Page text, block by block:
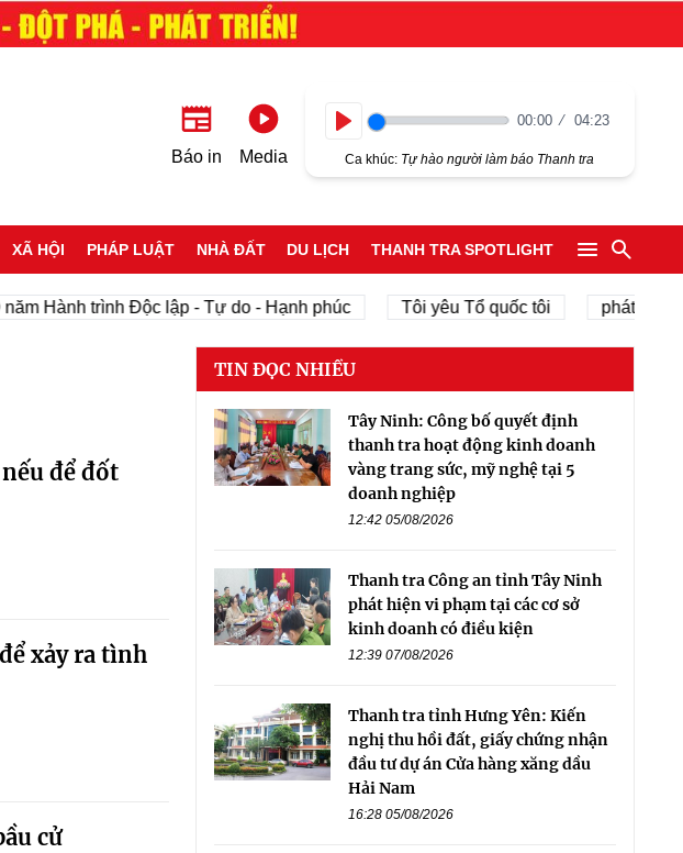
Báo in Media
00:00 04:23
Ca khúc: Tự hào người làm báo Thanh tra
XÃ HỘI PHÁP LUẬT NHÀ ĐẤT DU LỊCH THANH TRA SPOTLIGHT
Hành trình Độc lập - Tự do - Hạnh phúc Tôi yêu Tổ quốc tôi phát triển
để đốt
xảy ra tình
cử
TIN ĐỌC NHIỀU
Tây Ninh: Công bố quyết định
thanh tra hoạt động kinh doanh
vàng trang sức, mỹ nghệ tại 5
doanh nghiệp
12:42 05/08/2026
Thanh tra Công an tỉnh Tây Ninh
phát hiện vi phạm tại các cơ sở
kinh doanh có điều kiện
12:39 07/08/2026
Thanh tra tỉnh Hưng Yên: Kiến
nghị thu hồi đất, giấy chứng nhận
đầu tư dự án Cửa hàng xăng dầu
Hải Nam
16:28 05/08/2026